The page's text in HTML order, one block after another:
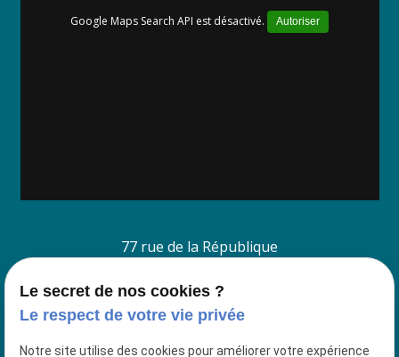
Google Maps Search API est désactivé. Autoriser
77 rue de la République
4 Place du Jeu de Paume
38200 VIENNE
Le secret de nos cookies ?
Le respect de votre vie privée
Notre site utilise des cookies pour améliorer votre expérience